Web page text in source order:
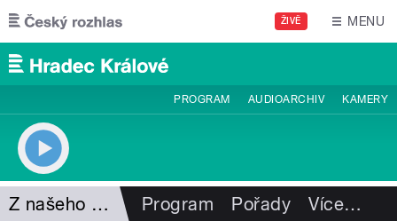
Přejít k hlavnímu obsahu
ŽIVĚ MENU
PROGRAM AUDIOARCHIV KAMERY
Z našeho vysílání Program Pořady Více…